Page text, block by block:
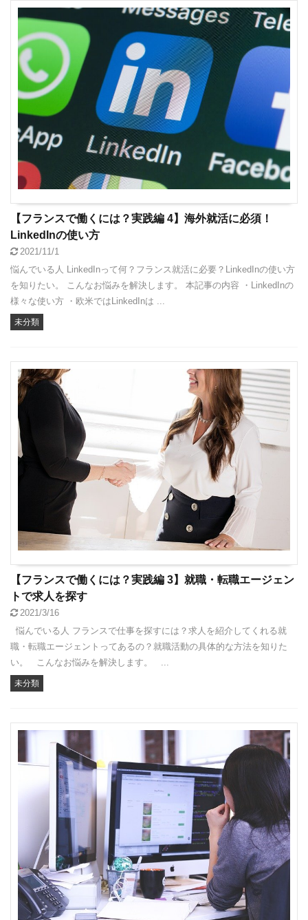
【フランスで働くには？実践編 4】海外就活に必須！
LinkedInの使い方
2021/11/1
悩んでいる人 LinkedInって何？フランス就活に必要？LinkedInの使い方
を知りたい。 こんなお悩みを解決します。 本記事の内容 ・LinkedInの
様々な使い方 ・欧米ではLinkedInは ...
未分類
【フランスで働くには？実践編 3】就職・転職エージェン
トで求人を探す
2021/3/16
悩んでいる人 フランスで仕事を探すには？求人を紹介してくれる就
職・転職エージェントってあるの？就職活動の具体的な方法を知りた
い。 こんなお悩みを解決します。 ...
未分類